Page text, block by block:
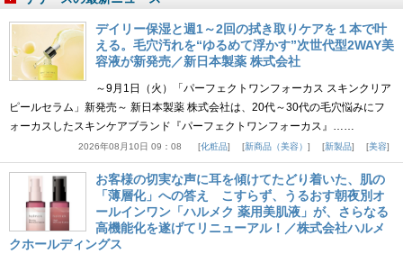
デイリー保湿と週1～2回の拭き取りケアを１本で叶
える。毛穴汚れを“ゆるめて浮かす”次世代型2WAY美
容液が新発売／新日本製薬 株式会社
～9月1日（火）「パーフェクトワンフォーカス スキンクリア
ピールセラム」新発売～ 新日本製薬 株式会社は、20代～30代の毛穴悩みにフ
ォーカスしたスキンケアブランド『パーフェクトワンフォーカス』……
2026年08月10日 09：08 化粧品 新商品（美容） 新製品 美容
お客様の切実な声に耳を傾けてたどり着いた、肌の
「薄層化」への答え こすらず、うるおす朝夜別オ
ールインワン「ハルメク 薬用美肌液」が、さらなる
高機能化を遂げてリニューアル！／株式会社ハルメ
クホールディングス